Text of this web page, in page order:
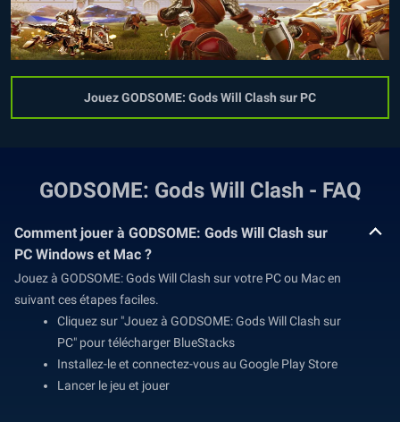
Jouez GODSOME: Gods Will Clash sur PC
GODSOME: Gods Will Clash - FAQ
Comment jouer à GODSOME: Gods Will Clash sur
PC Windows et Mac ?
Jouez à GODSOME: Gods Will Clash sur votre PC ou Mac en
suivant ces étapes faciles.
Cliquez sur "Jouez à GODSOME: Gods Will Clash sur
PC" pour télécharger BlueStacks
Installez-le et connectez-vous au Google Play Store
Lancer le jeu et jouer